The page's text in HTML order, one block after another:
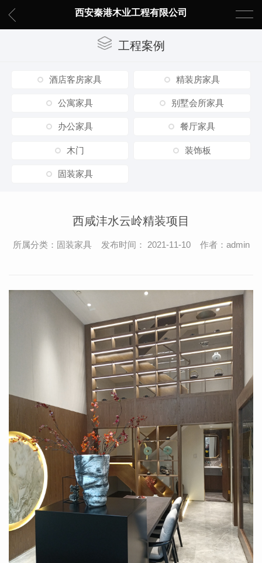
西安秦港木业工程有限公司
工程案例
酒店客房家具 精装房家具
公寓家具 别墅会所家具
办公家具 餐厅家具
木门 装饰板
固装家具
西咸沣水云岭精装项目
所属分类：固装家具 发布时间： 2021-11-10 作者：admin